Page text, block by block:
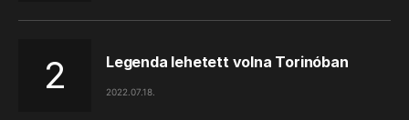
Legenda lehetett volna Torinóban
2022.07.18.